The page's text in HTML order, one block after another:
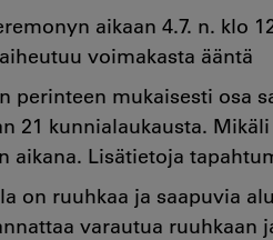
aikaan 4.7. n. klo
voimakasta ääntä
perinteen mukaisesti osa
21 kunnialaukausta.
aikana. Lisätietoja
on ruuhkaa ja saapuvia
varautua ruuhkaan